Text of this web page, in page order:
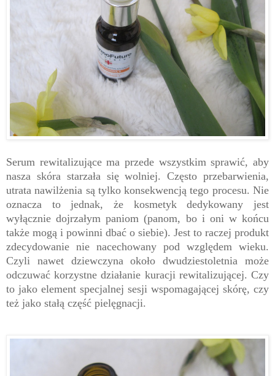
Serum rewitalizujące ma przede wszystkim sprawić, aby
nasza skóra starzała się wolniej. Często przebarwienia,
utrata nawilżenia są tylko konsekwencją tego procesu. Nie
oznacza to jednak, że kosmetyk dedykowany jest
wyłącznie dojrzałym paniom (panom, bo i oni w końcu
także mogą i powinni dbać o siebie). Jest to raczej produkt
zdecydowanie nie nacechowany pod względem wieku.
Czyli nawet dziewczyna około dwudziestoletnia może
odczuwać korzystne działanie kuracji rewitalizującej. Czy
to jako element specjalnej sesji wspomagającej skórę, czy
też jako stałą część pielęgnacji.